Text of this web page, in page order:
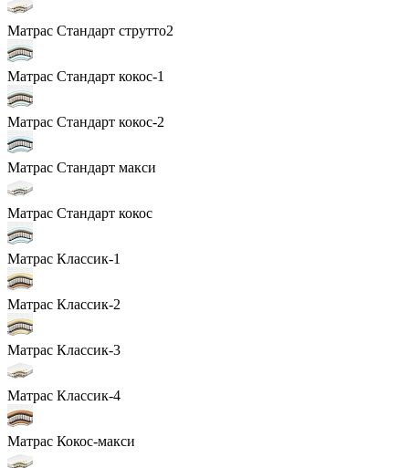
Матрас Стандарт струтто2
Матрас Стандарт кокос-1
Матрас Стандарт кокос-2
Матрас Стандарт макси
Матрас Стандарт кокос
Матрас Классик-1
Матрас Классик-2
Матрас Классик-3
Матрас Классик-4
Матрас Кокос-макси